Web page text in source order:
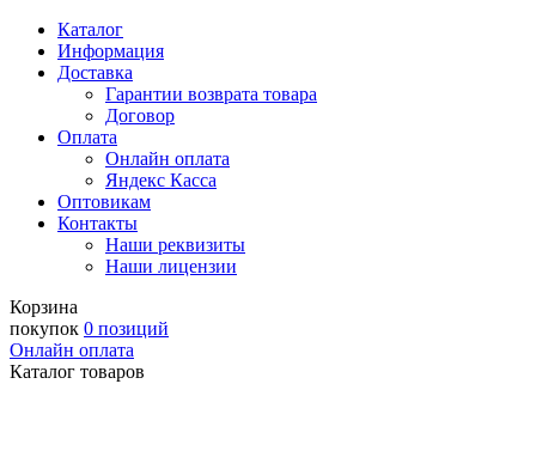
Каталог
Информация
Доставка
Гарантии возврата товара
Договор
Оплата
Онлайн оплата
Яндекс Касса
Оптовикам
Контакты
Наши реквизиты
Наши лицензии
Корзина
покупок 0 позиций
Онлайн оплата
Каталог товаров